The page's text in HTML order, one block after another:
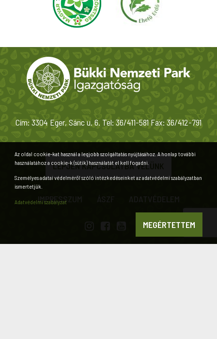
Cím: 3304 Eger, Sánc u. 6. Tel: 36/411-581 Fax: 36/412-791
LÉPJEN KAPCSOLATBA VELÜNK
IMPRESSZUM
Az oldal cookie-kat használ a legjobb szolgáltatás nyújtásához. A honlap további
használatához a cookie-k (sütik) használatát el kell fogadni.
Személyes adatai védelméről szóló intézkedéseinket az adatvédelmi szabályzatban
ismertetjük.
Adatvédelmi szabályzat
MEGÉRTETTEM